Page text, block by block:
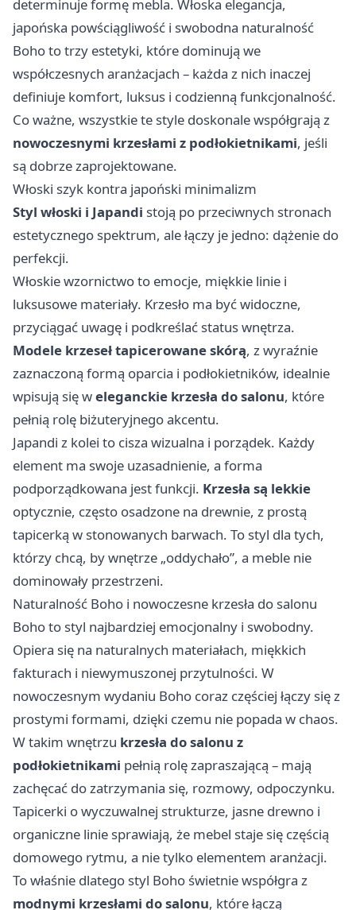
determinuje formę mebla. Włoska elegancja,
japońska powściągliwość i swobodna naturalność
Boho to trzy estetyki, które dominują we
współczesnych aranżacjach – każda z nich inaczej
definiuje komfort, luksus i codzienną funkcjonalność.
Co ważne, wszystkie te style doskonale współgrają z
nowoczesnymi krzesłami z podłokietnikami, jeśli
są dobrze zaprojektowane.
Włoski szyk kontra japoński minimalizm
Styl włoski i Japandi stoją po przeciwnych stronach
estetycznego spektrum, ale łączy je jedno: dążenie do
perfekcji.
Włoskie wzornictwo to emocje, miękkie linie i
luksusowe materiały. Krzesło ma być widoczne,
przyciągać uwagę i podkreślać status wnętrza.
Modele krzeseł tapicerowane skórą, z wyraźnie
zaznaczoną formą oparcia i podłokietników, idealnie
wpisują się weleganckie krzesła do salonu, które
pełnią rolę biżuteryjnego akcentu.
Japandi z kolei to cisza wizualna i porządek. Każdy
element ma swoje uzasadnienie, a forma
podporządkowana jest funkcji. Krzesła są lekkie
optycznie, często osadzone na drewnie, z prostą
tapicerką w stonowanych barwach. To styl dla tych,
którzy chcą, by wnętrze „oddychało”, a meble nie
dominowały przestrzeni.
Naturalność Boho i nowoczesne krzesła do salonu
Boho to styl najbardziej emocjonalny i swobodny.
Opiera się na naturalnych materiałach, miękkich
fakturach i niewymuszonej przytulności. W
nowoczesnym wydaniu Boho coraz częściej łączy się z
prostymi formami, dzięki czemu nie popada w chaos.
W takim wnętrzu krzesła do salonu z
podłokietnikami pełnią rolę zapraszającą – mają
zachęcać do zatrzymania się, rozmowy, odpoczynku.
Tapicerki o wyczuwalnej strukturze, jasne drewno i
organiczne linie sprawiają, że mebel staje się częścią
domowego rytmu, a nie tylko elementem aranżacji.
To właśnie dlatego styl Boho świetnie współgra z
modnymi krzesłami do salonu, które łączą